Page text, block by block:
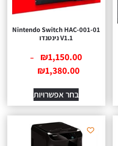
Nintendo Switch HAC-001-01
₪1,150.00
–
₪1,380.00
בחר אפשרויות